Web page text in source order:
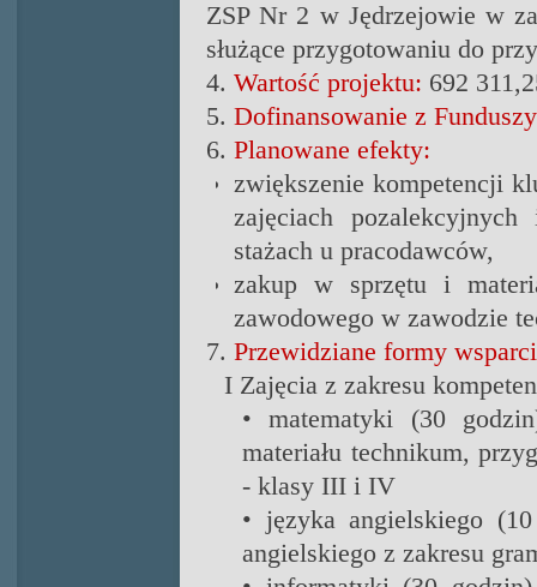
ZSP Nr 2 w Jędrzejowie w
służące przygotowaniu do
4. Wartość projektu: 692
5. Dofinansowanie z
6. Planowane efekty:
zwiększenie kompetencji
zajęciach
stażach u pracodawców,
zakup w sprzętu i
zawodowego w zawodzie
7. Przewidziane formy
I Zajęcia z zakresu
• matematyki (30
materiału technikum,
- klasy III i IV
• języka angielskiego
angielskiego z zakresu